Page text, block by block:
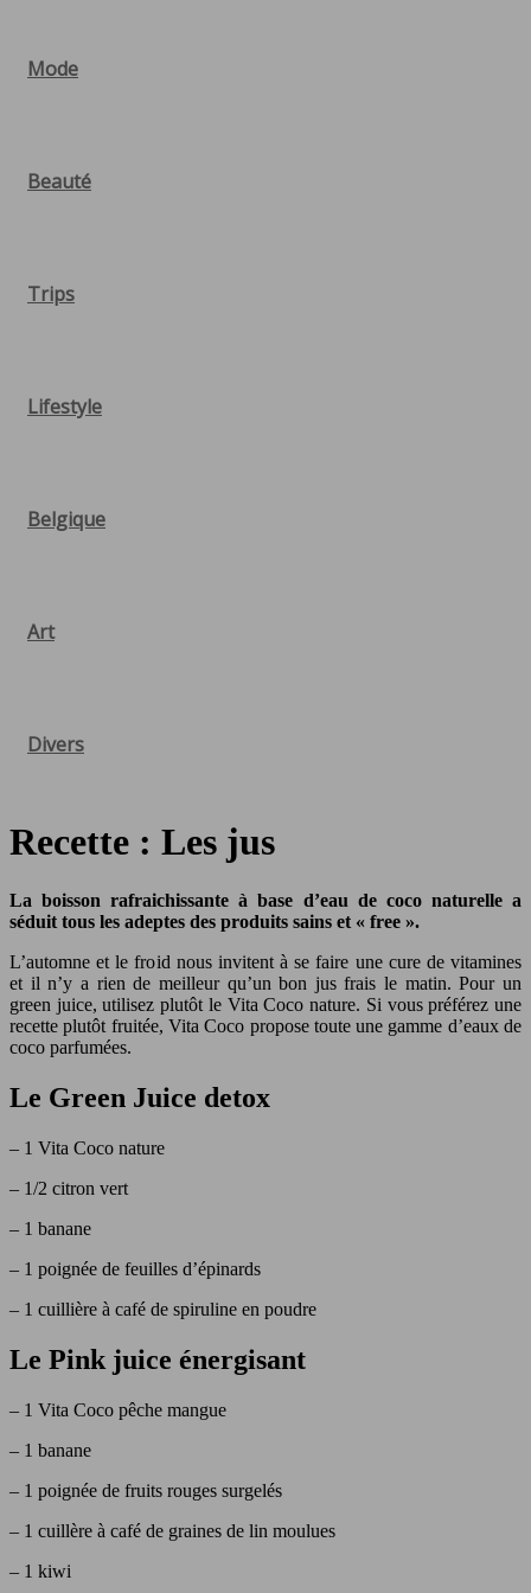
Mode
Beauté
Trips
Lifestyle
Belgique
Art
Divers
Recette : Les jus
La boisson rafraichissante à base d’eau de coco naturelle a
séduit tous les adeptes des produits sains et « free ».
L’automne et le froid nous invitent à se faire une cure de vitamines
et il n’y a rien de meilleur qu’un bon jus frais le matin. Pour un
green juice, utilisez plutôt le Vita Coco nature. Si vous préférez une
recette plutôt fruitée, Vita Coco propose toute une gamme d’eaux de
coco parfumées.
Le Green Juice detox
– 1 Vita Coco nature
– 1/2 citron vert
– 1 banane
– 1 poignée de feuilles d’épinards
– 1 cuillière à café de spiruline en poudre
Le Pink juice énergisant
– 1 Vita Coco pêche mangue
– 1 banane
– 1 poignée de fruits rouges surgelés
– 1 cuillère à café de graines de lin moulues
– 1 kiwi